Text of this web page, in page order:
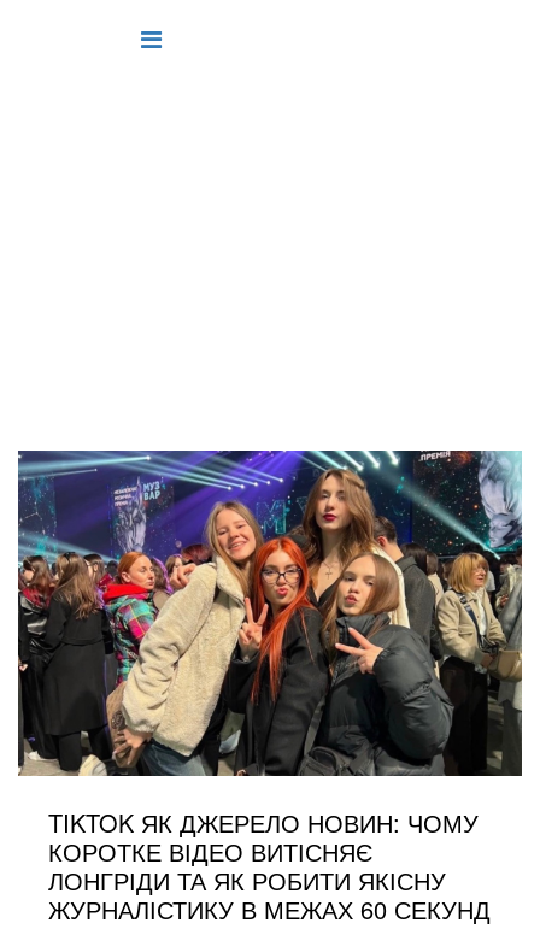
TIKTOK ЯК ДЖЕРЕЛО НОВИН: ЧОМУ
КОРОТКЕ ВІДЕО ВИТІСНЯЄ
ЛОНГРІДИ ТА ЯК РОБИТИ ЯКІСНУ
ЖУРНАЛІСТИКУ В МЕЖАХ 60 СЕКУНД